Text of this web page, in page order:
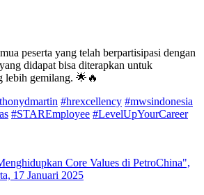
peserta yang telah berpartisipasi dengan
didapat bisa diterapkan untuk
lebih gemilang. 🌟🔥
#hrexcellency #mwsindonesia
#STAREmployee #LevelUpYourCareer